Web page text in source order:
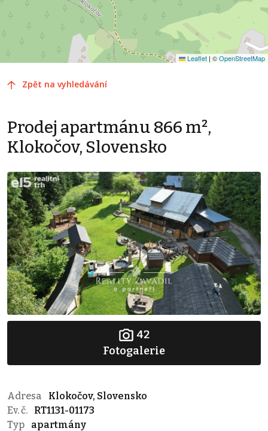
Leaflet | ©OpenStreetMap
Zpět na vyhledávání
Prodej apartmánu 866 m²,
Klokočov, Slovensko
42
Fotogalerie
Adresa
Klokočov, Slovensko
Ev. č.
RT1131-01173
Typ
apartmány